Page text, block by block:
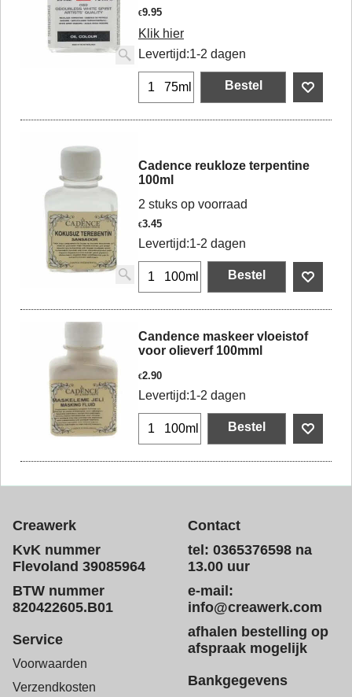
€9.95
Klik hier
Levertijd:1-2 dagen
75ml Bestel
Cadence reukloze terpentine
100ml
2 stuks op voorraad
€3.45
Levertijd:1-2 dagen
100ml Bestel
Candence maskeer vloeistof
voor olieverf 100mml
€2.90
Levertijd:1-2 dagen
100ml Bestel
Creawerk
KvK nummer
Flevoland 39085964
BTW nummer
820422605.B01
Contact
tel: 0365376598 na
13.00 uur
e-mail:
info@creawerk.com
afhalen bestelling op
afspraak mogelijk
Service
Voorwaarden
Verzendkosten
Bankgegevens